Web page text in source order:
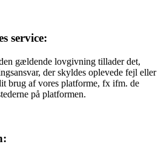
service:
gældende lovgivning tillader det,
der skyldes oplevede fejl eller
brug af vores platforme, fx ifm. de
på platformen.